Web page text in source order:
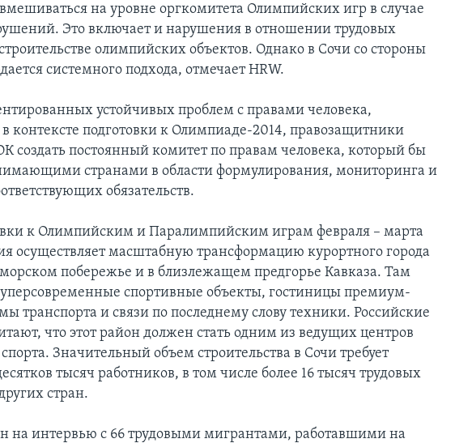
вмешиваться на уровне оргкомитета Олимпийских игр в случае
Это включает и нарушения в отношении трудовых
олимпийских объектов. Однако в Сочи со стороны
системного подхода, отмечает HRW.
устойчивых проблем с правами человека,
контексте подготовки к Олимпиаде-2014, правозащитники
создать постоянный комитет по правам человека, который бы
странами в области формулирования, мониторинга и
обязательств.
к Олимпийским и Паралимпийским играм февраля – марта
осуществляет масштабную трансформацию курортного города
побережье и в близлежащем предгорье Кавказа. Там
спортивные объекты, гостиницы премиум-
транспорта и связи по последнему слову техники. Российские
что этот район должен стать одним из ведущих центров
Значительный объем строительства в Сочи требует
тысяч работников, в том числе более 16 тысяч трудовых
стран.
на интервью с 66 трудовыми мигрантами, работавшими на